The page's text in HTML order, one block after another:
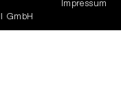
Impressum
GmbH